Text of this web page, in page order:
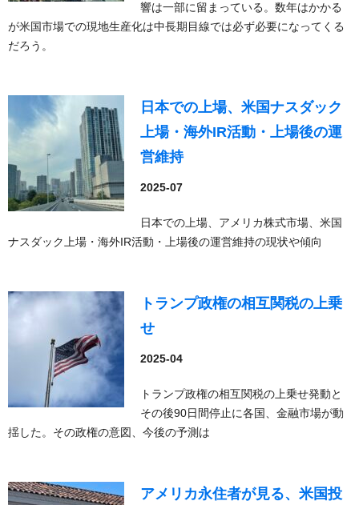
響は一部に留まっている。数年はかかる
が米国市場での現地生産化は中長期目線では必ず必要になってくる
だろう。
日本での上場、米国ナスダック
上場・海外IR活動・上場後の運
営維持
2025-07
日本での上場、アメリカ株式市場、米国
ナスダック上場・海外IR活動・上場後の運営維持の現状や傾向
トランプ政権の相互関税の上乗
せ
2025-04
トランプ政権の相互関税の上乗せ発動と
その後90日間停止に各国、金融市場が動
揺した。その政権の意図、今後の予測は
アメリカ永住者が見る、米国投